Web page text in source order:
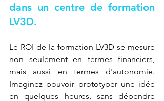
dans un centre de formation
LV3D.
Le ROI de la formation LV3D se mesure
non seulement en termes financiers,
mais aussi en termes d'autonomie.
Imaginez pouvoir prototyper une idée
en quelques heures, sans dépendre